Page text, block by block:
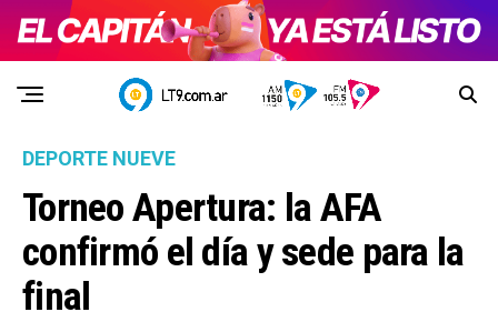
DEPORTE NUEVE
Torneo Apertura: la AFA
confirmó el día y sede para la
final